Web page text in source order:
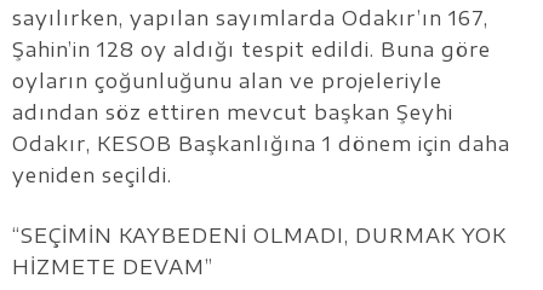
sayılırken, yapılan sayımlarda Odakır’ın 167,
Şahin’in 128 oy aldığı tespit edildi. Buna göre
oyların çoğunluğunu alan ve projeleriyle
adından söz ettiren mevcut başkan Şeyhi
Odakır, KESOB Başkanlığına 1 dönem için daha
yeniden seçildi.
“SEÇİMİN KAYBEDENİ OLMADI, DURMAK YOK
HİZMETE DEVAM”